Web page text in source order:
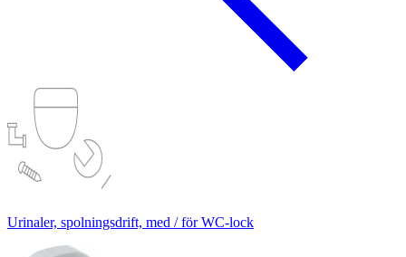
Urinaler, spolningsdrift, med / för WC-lock